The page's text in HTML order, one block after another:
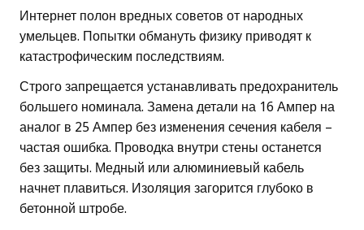
Интернет полон вредных советов от народных
умельцев. Попытки обмануть физику приводят к
катастрофическим последствиям.
Строго запрещается устанавливать предохранитель
большего номинала. Замена детали на 16 Ампер на
аналог в 25 Ампер без изменения сечения кабеля –
частая ошибка. Проводка внутри стены останется
без защиты. Медный или алюминиевый кабель
начнет плавиться. Изоляция загорится глубоко в
бетонной штробе.